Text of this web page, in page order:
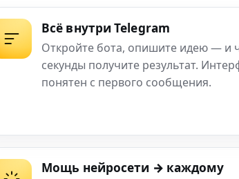
Всё внутри Telegram
Откройте бота, опишите идею — и
секунды получите результат.
понятен с первого сообщения.
Мощь нейросети → каждому